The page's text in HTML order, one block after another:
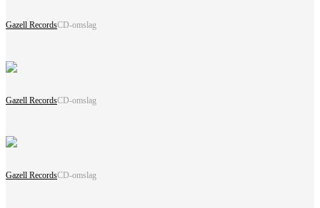
Gazell RecordsCD-omslag
Gazell RecordsCD-omslag
Gazell RecordsCD-omslag